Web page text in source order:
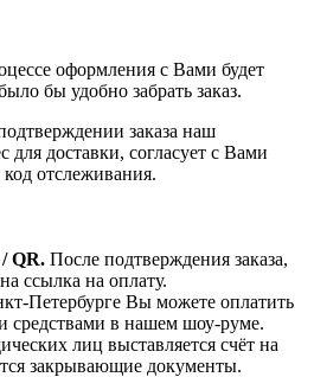
оформления с Вами будет
бы удобно забрать заказ.
заказа наш
для доставки, согласует с Вами
отслеживания.
QR. После подтверждения заказа,
ссылка на оплату.
Петербурге Вы можете оплатить
средствами в нашем шоу-руме.
лиц выставляется счёт на
закрывающие документы.